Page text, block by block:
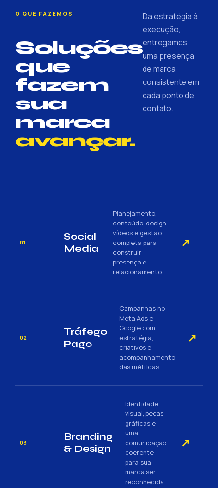
O QUE FAZEMOS
Soluções
que
fazem
sua
marca
avançar.
Da estratégia à
execução,
entregamos
uma presença
de marca
consistente em
cada ponto de
contato.
01
Social
Media
Planejamento,
conteúdo, design,
vídeos e gestão
completa para
construir
presença e
relacionamento.
↗
02
Tráfego
Pago
Campanhas no
Meta Ads e
Google com
estratégia,
criativos e
acompanhamento
das métricas.
↗
03
Branding
& Design
Identidade
visual, peças
gráficas e
uma
comunicação
coerente
para sua
marca ser
reconhecida.
↗